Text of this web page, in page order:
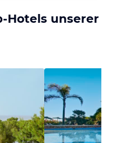
Hotels unserer